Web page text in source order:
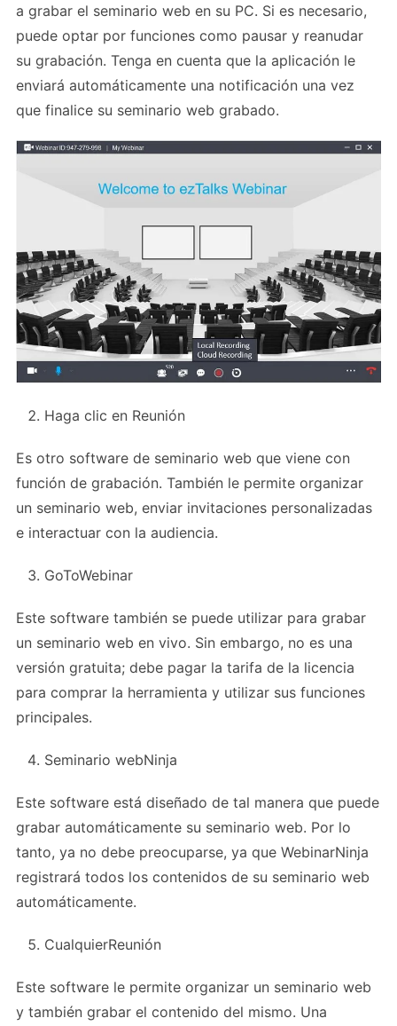
a grabar el seminario web en su PC. Si es necesario,
puede optar por funciones como pausar y reanudar
su grabación. Tenga en cuenta que la aplicación le
enviará automáticamente una notificación una vez
que finalice su seminario web grabado.
Haga clic en Reunión
Es otro software de seminario web que viene con
función de grabación. También le permite organizar
un seminario web, enviar invitaciones personalizadas
e interactuar con la audiencia.
GoToWebinar
Este software también se puede utilizar para grabar
un seminario web en vivo. Sin embargo, no es una
versión gratuita; debe pagar la tarifa de la licencia
para comprar la herramienta y utilizar sus funciones
principales.
Seminario webNinja
Este software está diseñado de tal manera que puede
grabar automáticamente su seminario web. Por lo
tanto, ya no debe preocuparse, ya que WebinarNinja
registrará todos los contenidos de su seminario web
automáticamente.
CualquierReunión
Este software le permite organizar un seminario web
y también grabar el contenido del mismo. Una